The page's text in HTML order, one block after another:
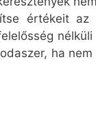
értékeit
ha